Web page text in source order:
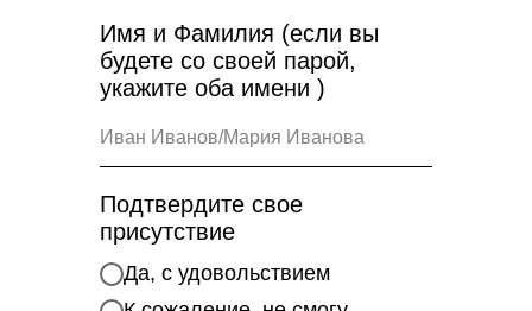
Имя и Фамилия (если вы
будете со своей парой,
укажите оба имени )
Подтвердите свое
присутствие
Да, с удовольствием